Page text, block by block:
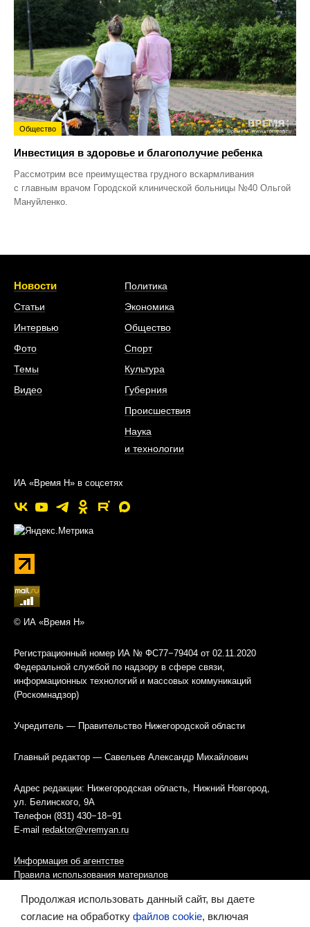
Общество
Инвестиция в здоровье и благополучие ребенка
Рассмотрим все преимущества грудного вскармливания
с главным врачом Городской клинической больницы №40 Ольгой
Мануйленко.
Новости
Статьи
Интервью
Фото
Темы
Видео
Политика
Экономика
Общество
Спорт
Культура
Губерния
Происшествия
Наука
и технологии
ИА «Время Н» в соцсетях
© ИА «Время Н»
Регистрационный номер ИА № ФС77−79404 от 02.11.2020
Федеральной службой по надзору в сфере связи,
информационных технологий и массовых коммуникаций
(Роскомнадзор)
Учредитель — Правительство Нижегородской области
Главный редактор — Савельев Александр Михайлович
Адрес редакции: Нижегородская область, Нижний Новгород,
ул. Белинского, 9А
Телефон (831) 430−18−91
E-mail redaktor@vremyan.ru
Информация об агентстве
Правила использования материалов
Информационная политика использования «cookies»-файлов
Продолжая использовать данный сайт, вы даете
согласие на обработку файлов cookie, включая